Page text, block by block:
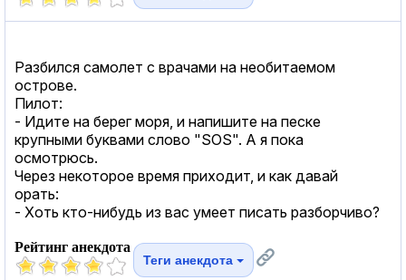
Разбился самолет с врачами на необитаемом
острове.
Пилот:
- Идите на берег моря, и напишите на песке
крупными буквами слово "SOS". А я пока
осмотрюсь.
Через некоторое время приходит, и как давай
орать:
- Хоть кто-нибудь из вас умеет писать разборчиво?
Рейтинг анекдота
Теги анекдота